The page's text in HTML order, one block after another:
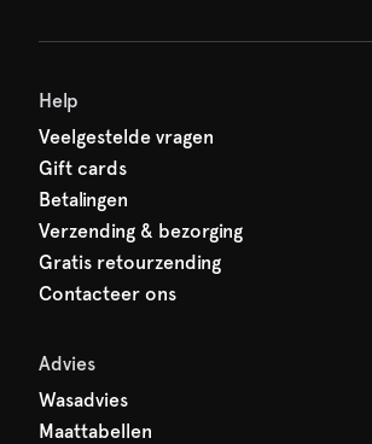
Help
Veelgestelde vragen
Gift cards
Betalingen
Verzending & bezorging
Gratis retourzending
Contacteer ons
Advies
Wasadvies
Maattabellen